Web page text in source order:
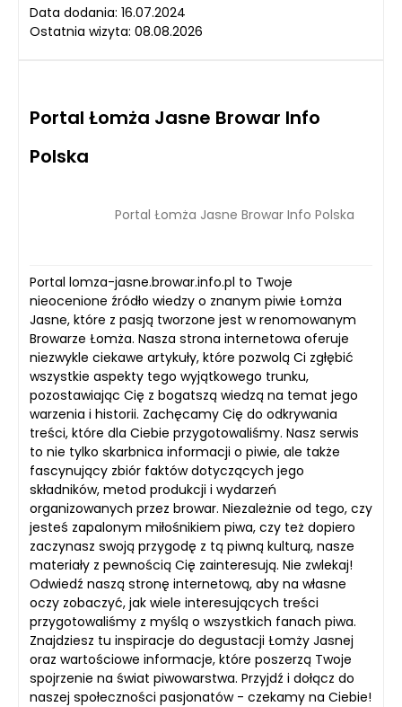
Data dodania: 16.07.2024
Ostatnia wizyta: 08.08.2026
Portal Łomża Jasne Browar Info
Polska
Portal Łomża Jasne Browar Info Polska
Portal lomza-jasne.browar.info.pl to Twoje
nieocenione źródło wiedzy o znanym piwie Łomża
Jasne, które z pasją tworzone jest w renomowanym
Browarze Łomża. Nasza strona internetowa oferuje
niezwykle ciekawe artykuły, które pozwolą Ci zgłębić
wszystkie aspekty tego wyjątkowego trunku,
pozostawiając Cię z bogatszą wiedzą na temat jego
warzenia i historii. Zachęcamy Cię do odkrywania
treści, które dla Ciebie przygotowaliśmy. Nasz serwis
to nie tylko skarbnica informacji o piwie, ale także
fascynujący zbiór faktów dotyczących jego
składników, metod produkcji i wydarzeń
organizowanych przez browar. Niezależnie od tego, czy
jesteś zapalonym miłośnikiem piwa, czy też dopiero
zaczynasz swoją przygodę z tą piwną kulturą, nasze
materiały z pewnością Cię zainteresują. Nie zwlekaj!
Odwiedź naszą stronę internetową, aby na własne
oczy zobaczyć, jak wiele interesujących treści
przygotowaliśmy z myślą o wszystkich fanach piwa.
Znajdziesz tu inspiracje do degustacji Łomży Jasnej
oraz wartościowe informacje, które poszerzą Twoje
spojrzenie na świat piwowarstwa. Przyjdź i dołącz do
naszej społeczności pasjonatów - czekamy na Ciebie!